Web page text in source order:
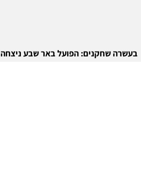
בעשרה שחקנים: הפועל באר שבע ניצחה 0:1 את הכוכב האדום